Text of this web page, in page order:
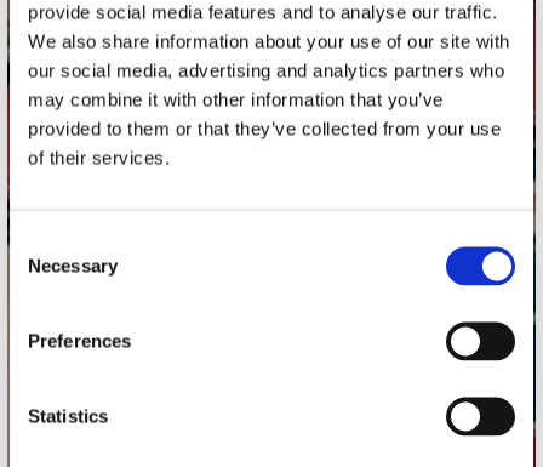
provide social media features and to analyse our traffic.
We also share information about your use of our site with
our social media, advertising and analytics partners who
may combine it with other information that you’ve
provided to them or that they’ve collected from your use
of their services.
Consent
Selection
Necessary
Preferences
Statistics
Stuur ons een e-mail
webwinkel@platomania.nl
Concerto Recordstore